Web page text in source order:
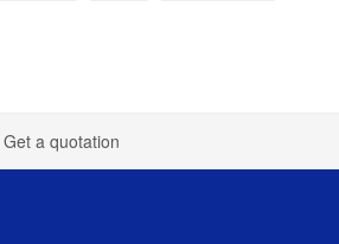
Get a quotation